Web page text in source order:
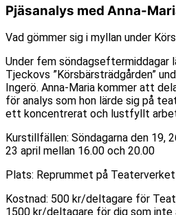
Pjäsanalys med Anna-
Vad gömmer sig i myllan under
Under fem söndagseftermiddagar
Tjeckovs ”Körsbärsträdgården”
Ingerö. Anna-Maria kommer att
för analys som hon lärde sig på
ett koncentrerat och lustfyllt
Kurstillfällen: Söndagarna den 19,
23 april mellan 16.00 och 20.00
Plats: Reprummet på
Kostnad: 500 kr/deltagare för
1500 kr/deltagare för dig som inte